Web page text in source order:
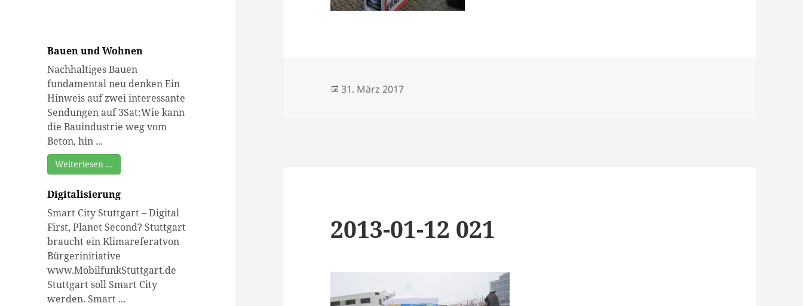
Bauen und Wohnen
Nachhaltiges Bauen
fundamental neu denken Ein
Hinweis auf zwei interessante
Sendungen auf 3Sat:Wie kann
die Bauindustrie weg vom
Beton, hin ...
Weiterlesen …
Digitalisierung
Smart City Stuttgart – Digital
First, Planet Second? Stuttgart
braucht ein Klimareferatvon
Bürgerinitiative
www.MobilfunkStuttgart.de
Stuttgart soll Smart City
werden. Smart ...
Veröffentlicht
31. März 2017
2013-01-12 021